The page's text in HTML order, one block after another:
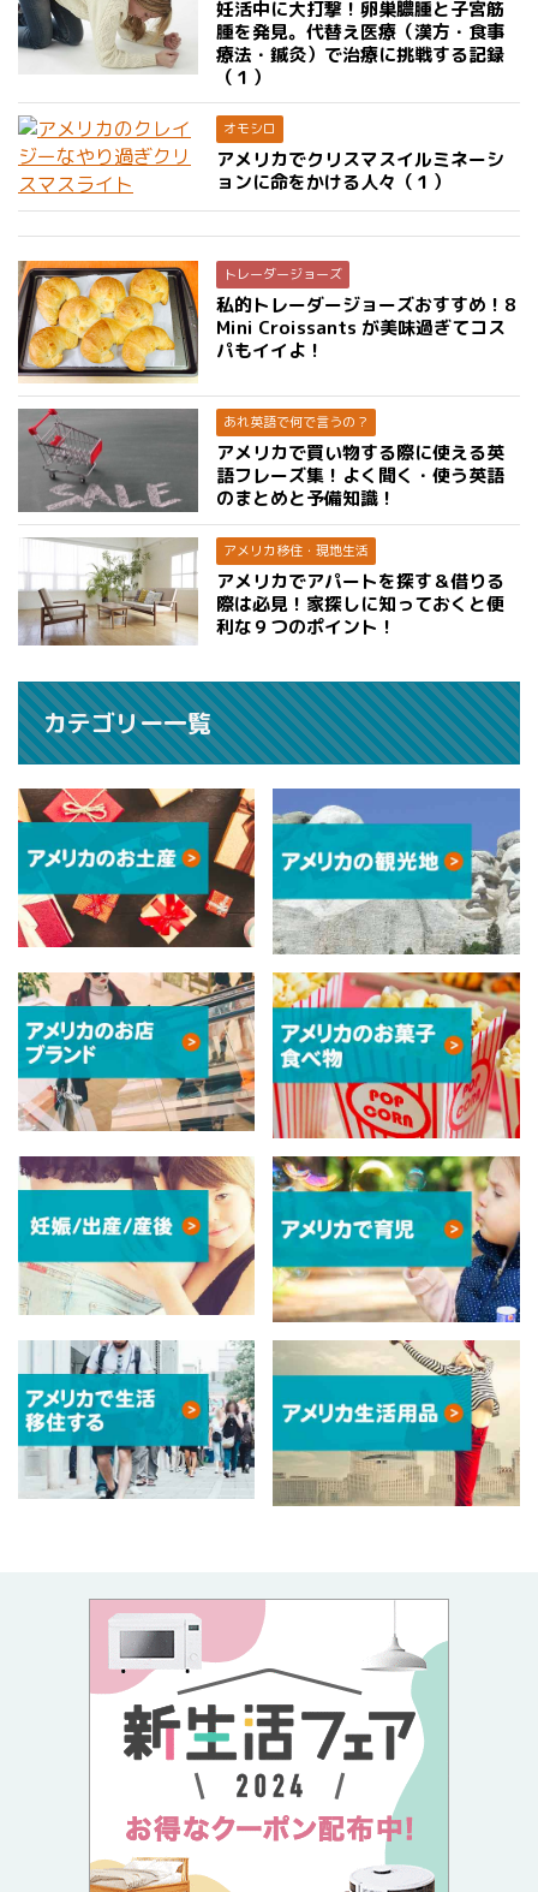
妊活中に大打撃！卵巣膿腫と子宮筋
腫を発見。代替え医療（漢方・食事
療法・鍼灸）で治療に挑戦する記録
（１）
オモシロ
アメリカでクリスマスイルミネーシ
ョンに命をかける人々（１）
トレーダージョーズ
私的トレーダージョーズおすすめ！8
Mini Croissants が美味過ぎてコス
パもイイよ！
あれ英語で何で言うの？
アメリカで買い物する際に使える英
語フレーズ集！よく聞く・使う英語
のまとめと予備知識！
アメリカ移住・現地生活
アメリカでアパートを探す＆借りる
際は必見！家探しに知っておくと便
利な９つのポイント！
カテゴリー一覧